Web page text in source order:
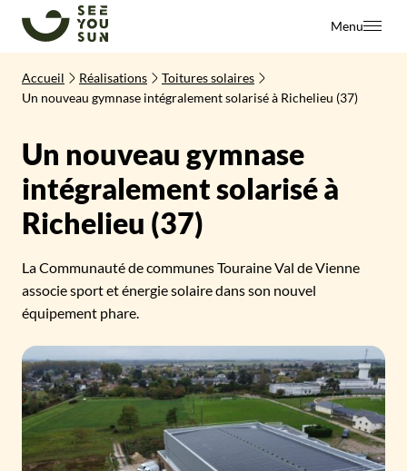
Menu
Accueil Réalisations
Toitures solaires
Un nouveau gymnase intégralement solarisé à Richelieu (37)
Un nouveau gymnase
intégralement solarisé à
Richelieu (37)
La Communauté de communes Touraine Val de Vienne
associe sport et énergie solaire dans son nouvel
équipement phare.